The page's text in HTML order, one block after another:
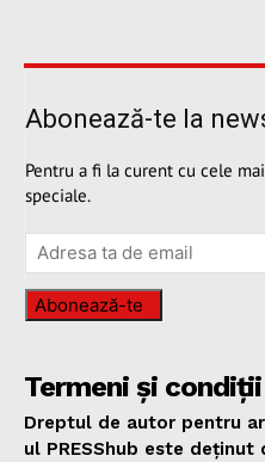
Abonează-te la
Pentru a fi la curent cu cele
speciale.
Abonează-te
Termeni și condiții
Dreptul de autor pentru
ul PRESShub este deținut